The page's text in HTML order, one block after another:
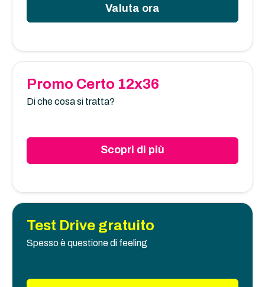
Valuta ora
Promo Certo 12x36
Di che cosa si tratta?
Scopri di più
Test Drive gratuito
Spesso è questione di feeling